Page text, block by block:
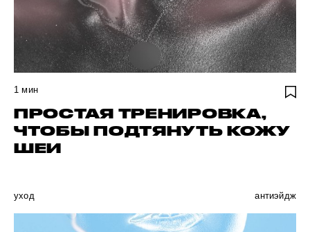
1 мин
ПРОСТАЯ ТРЕНИРОВКА,
ЧТОБЫ ПОДТЯНУТЬ КОЖУ
ШЕИ
уход антиэйдж